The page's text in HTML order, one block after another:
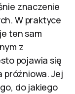
znaczenie
W praktyce
ten sam
z
pojawia się
próżniowa. Jej
do jakiego